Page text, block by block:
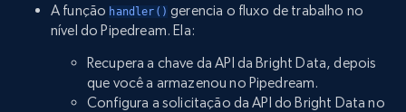
A função handler() gerencia o fluxo de trabalho no
nível do Pipedream. Ela:
Recupera a chave da API da Bright Data, depois
que você a armazenou no Pipedream.
Configura a solicitação da API do Bright Data no